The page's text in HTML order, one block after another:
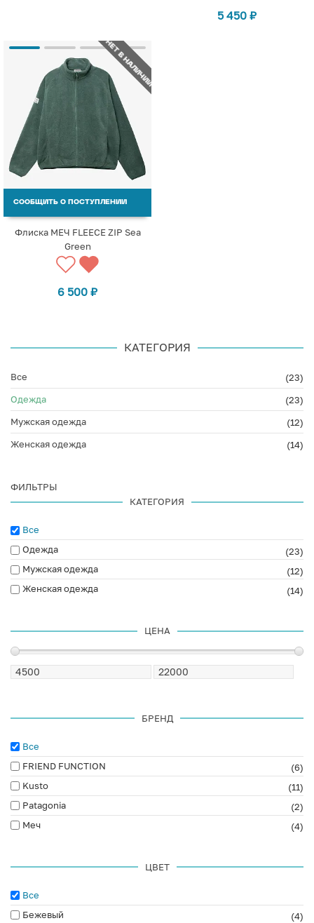
5 450 ₽
НЕТ В НАЛИЧИИ
СООБЩИТЬ О ПОСТУПЛЕНИИ
Флиска МЕЧ FLEECE ZIP Sea
Green
6 500 ₽
КАТЕГОРИЯ
Все
(23)
Одежда
(23)
Мужская одежда
(12)
Женская одежда
(14)
ФИЛЬТРЫ
КАТЕГОРИЯ
Все
Одежда
(23)
Мужская одежда
(12)
Женская одежда
(14)
ЦЕНА
БРЕНД
Все
FRIEND FUNCTION
(6)
Kusto
(11)
Patagonia
(2)
Меч
(4)
ЦВЕТ
Все
Бежевый
(4)